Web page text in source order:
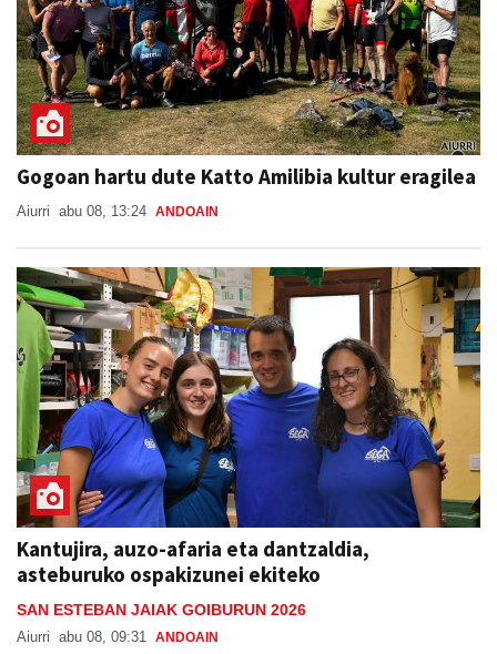
Gogoan hartu dute Katto Amilibia kultur eragilea
Aiurri abu 08, 13:24 ANDOAIN
Kantujira, auzo-afaria eta dantzaldia,
asteburuko ospakizunei ekiteko
SAN ESTEBAN JAIAK GOIBURUN 2026
Aiurri abu 08, 09:31 ANDOAIN